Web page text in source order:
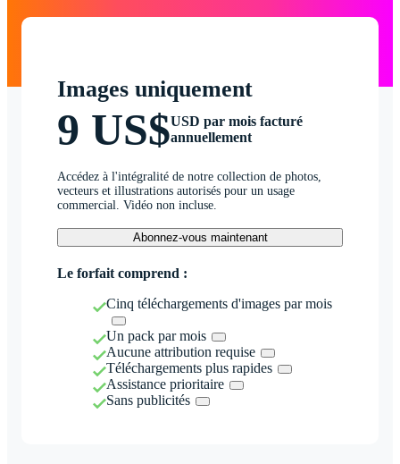
Images uniquement
9 US$USD par mois facturé
annuellement
Accédez à l'intégralité de notre collection de photos,
vecteurs et illustrations autorisés pour un usage
commercial. Vidéo non incluse.
Abonnez-vous maintenant
Le forfait comprend :
Cinq téléchargements d'images par mois
Un pack par mois
Aucune attribution requise
Téléchargements plus rapides
Assistance prioritaire
Sans publicités